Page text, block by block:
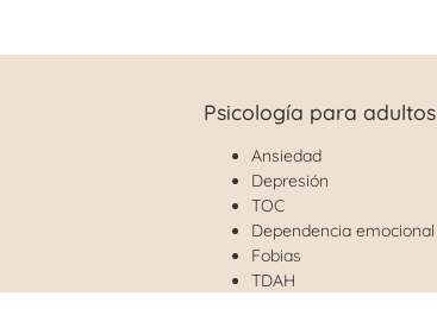
Psicología para adultos
Ansiedad
Depresión
TOC
Dependencia emocional
Fobias
TDAH